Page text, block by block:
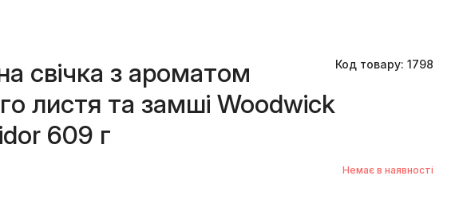
свічка з ароматом
листя та замші Woodwick
609 г
Код товару: 1798
Немає в наявності